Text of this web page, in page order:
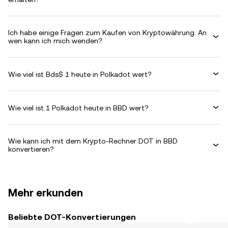
Ich habe einige Fragen zum Kaufen von Kryptowährung. An
wen kann ich mich wenden?
Wie viel ist Bds$ 1 heute in Polkadot wert?
Wie viel ist 1 Polkadot heute in BBD wert?
Wie kann ich mit dem Krypto-Rechner DOT in BBD
konvertieren?
Mehr erkunden
Beliebte DOT-Konvertierungen